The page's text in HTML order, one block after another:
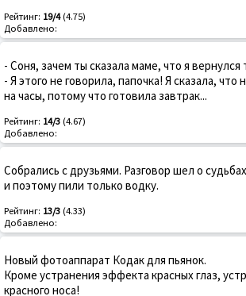
Рейтинг: 19/4(4.75)
Добавлено:
- Соня, зачем ты сказала маме, что я вернулся
- Я этого не говорила, папочка! Я сказала, что
на часы, потому что готовила завтрак...
Рейтинг: 14/3 (4.67)
Добавлено:
Собрались с друзьями. Разговор шел о
и поэтому пили только водку.
Рейтинг: 13/3 (4.33)
Добавлено:
Новый фотоаппарат Кодак для пьянок.
Кроме устранения эффекта красных глаз,
красного носа!